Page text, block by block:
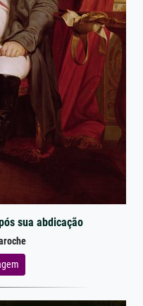
sua abdicação